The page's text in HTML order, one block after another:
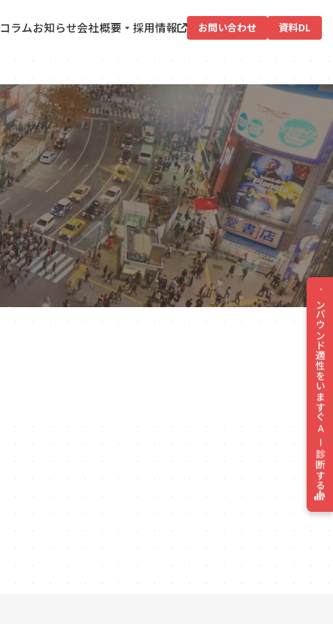
コラムお知らせ会社概要 採用情報 お問い合わせ 資料DL
インバウンド適性をいますぐAI診断する